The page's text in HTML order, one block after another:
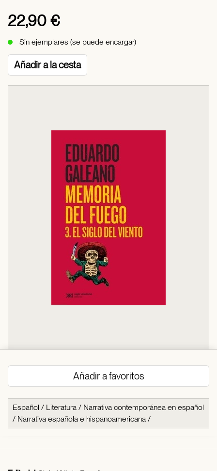
22,90 €
Sin ejemplares (se puede encargar)
Añadir a la cesta
Añadir a favoritos
Español / Literatura / Narrativa contemporánea en español
/ Narrativa española e hispanoamericana /